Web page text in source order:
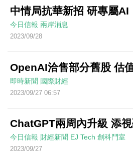
中情局抗華新招 研專屬AI
今日信報 兩岸消息
2023/09/28
OpenAI洽售部分舊股 估
即時新聞 國際財經
2023/09/27 06:57
ChatGPT兩周內升級 添
今日信報 財經新聞 EJ Tech 創科鬥室
2023/09/27